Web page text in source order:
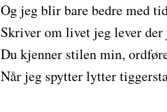
Og jeg blir bare bedre med
Skriver om livet jeg lever der
Du kjenner stilen min,
Når jeg spytter lytter